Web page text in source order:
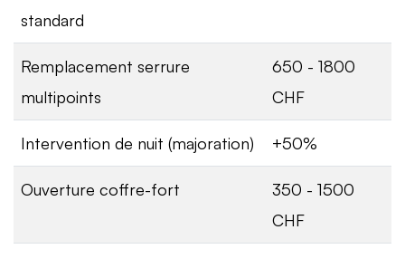
standard
Remplacement serrure
multipoints
650 - 1800
CHF
Intervention de nuit (majoration) +50%
Ouverture coffre-fort
350 - 1500
CHF